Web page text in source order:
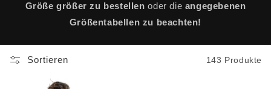
Größe größer zu bestellen oder die angegebenen
Größentabellen zu beachten!
Sortieren 143 Produkte